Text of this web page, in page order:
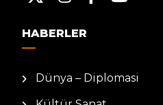
HABERLER
Dünya – Diplomasi